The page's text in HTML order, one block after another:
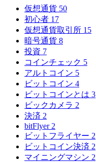
仮想通貨 50
初心者 17
仮想通貨取引所 15
暗号通貨 8
投資 7
コインチェック 5
アルトコイン 5
ビットコイン 4
ビットコインとは 3
ビックカメラ 2
決済 2
bitFlyer 2
ビットフライヤー 2
ビットコイン決済 2
マイニングマシン 2